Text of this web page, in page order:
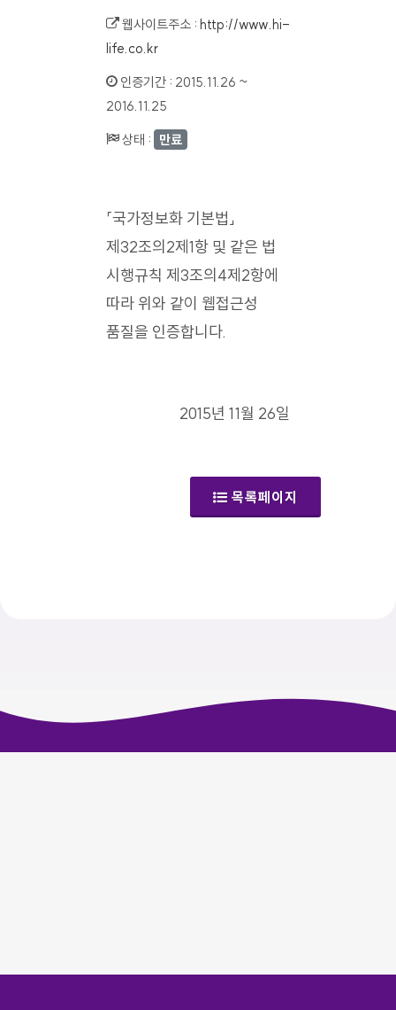
웹사이트주소 : http://www.hi-
life.co.kr
인증기간 : 2015.11.26 ~
2016.11.25
상태 : 만료
「국가정보화 기본법」
제32조의2제1항 및 같은 법
시행규칙 제3조의4제2항에
따라 위와 같이 웹접근성
품질을 인증합니다.
2015년 11월 26일
목록페이지